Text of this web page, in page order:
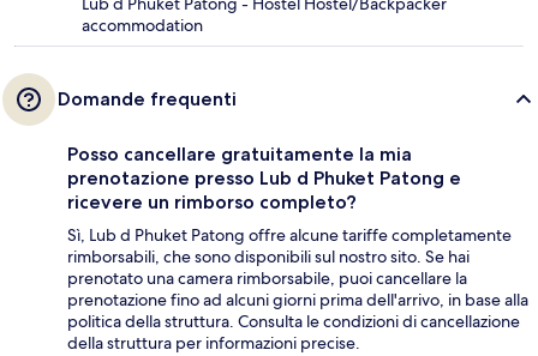
accommodation
Domande frequenti
Posso cancellare gratuitamente la mia
prenotazione presso Lub d Phuket Patong e
ricevere un rimborso completo?
Sì, Lub d Phuket Patong offre alcune tariffe completamente
rimborsabili, che sono disponibili sul nostro sito. Se hai
prenotato una camera rimborsabile, puoi cancellare la
prenotazione fino ad alcuni giorni prima dell'arrivo, in base alla
politica della struttura. Consulta le condizioni di cancellazione
della struttura per informazioni precise.